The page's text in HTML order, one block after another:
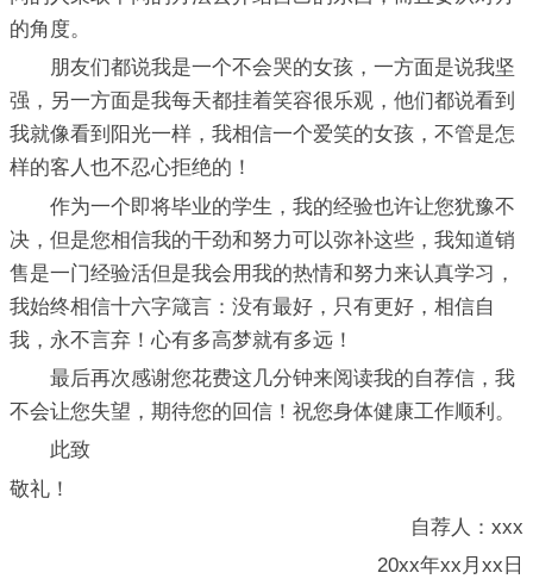
的角度。
朋友们都说我是一个不会哭的女孩，一方面是说我坚
强，另一方面是我每天都挂着笑容很乐观，他们都说看到
我就像看到阳光一样，我相信一个爱笑的女孩，不管是怎
样的客人也不忍心拒绝的！
作为一个即将毕业的学生，我的经验也许让您犹豫不
决，但是您相信我的干劲和努力可以弥补这些，我知道销
售是一门经验活但是我会用我的热情和努力来认真学习，
我始终相信十六字箴言：没有最好，只有更好，相信自
我，永不言弃！心有多高梦就有多远！
最后再次感谢您花费这几分钟来阅读我的自荐信，我
不会让您失望，期待您的回信！祝您身体健康工作顺利。
此致
敬礼！
自荐人：xxx
20xx年xx月xx日